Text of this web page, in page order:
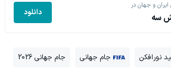
ایران و جهان در
سه دانلود
نورافکن جام جهانی جام جهانی 2026